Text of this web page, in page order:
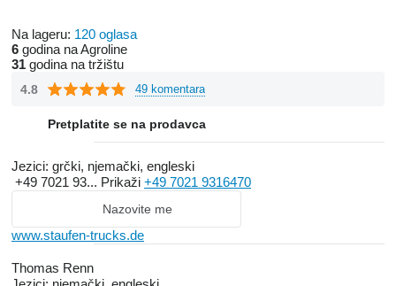
Na lageru: 120 oglasa
6 godina na Agroline
31 godina na tržištu
4.8 49 komentara
Pretplatite se na prodavca
Jezici: grčki, njemački, engleski
+49 7021 93... Prikaži +49 7021 9316470
Nazovite me
www.staufen-trucks.de
Thomas Renn